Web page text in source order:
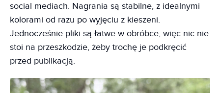
social mediach. Nagrania są stabilne, z idealnymi
kolorami od razu po wyjęciu z kieszeni.
Jednocześnie pliki są łatwe w obróbce, więc nic nie
stoi na przeszkodzie, żeby trochę je podkręcić
przed publikacją.